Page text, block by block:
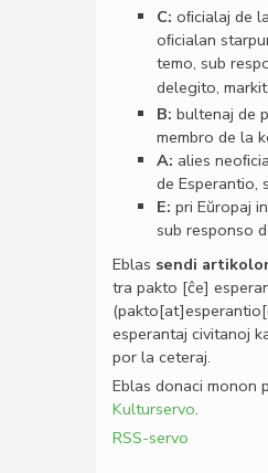
C: oﬁcialaj de
oﬁcialan
temo, sub
delegito,
B: bultenaj de
membro de la
A: alies
de Esperantio,
E: pri Eŭropaj
sub responso
Eblas sendi
tra pakto [ĉe]
esperantaj civitanoj
por la ceteraj.
Eblas donaci monon
Kulturservo.
RSS-servo